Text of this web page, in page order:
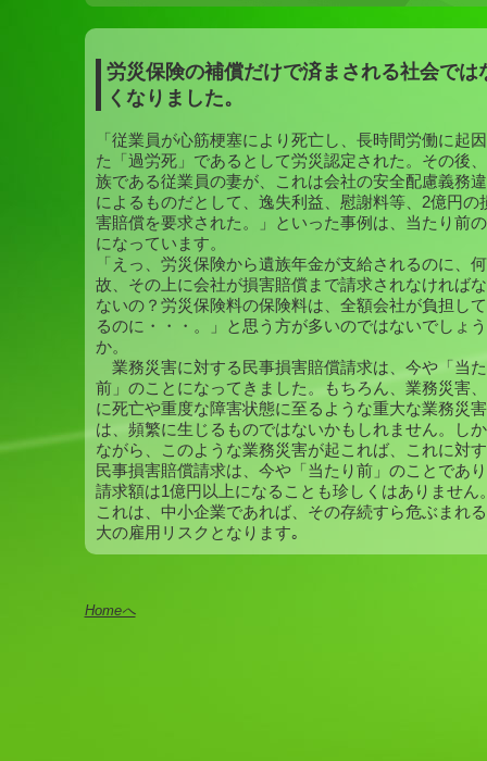
労災保険の補償だけで済まされる社会では
くなりました。
「従業員が心筋梗塞により死亡し、長時間労働に起
た「過労死」であるとして労災認定された。その後
族である従業員の妻が、これは会社の安全配慮義務
によるものだとして、逸失利益、慰謝料等、2億円の
害賠償を要求された。」といった事例は、当たり前
になっています。
「えっ、労災保険から遺族年金が支給されるのに、何
故、その上に会社が損害賠償まで請求されなければ
ないの？労災保険料の保険料は、全額会社が負担し
るのに・・・。」と思う方が多いのではないでしょう
か。
業務災害に対する民事損害賠償請求は、今や「当
前」のことになってきました。もちろん、業務災害
に死亡や重度な障害状態に至るような重大な業務災害
は、頻繁に生じるものではないかもしれません。し
ながら、このような業務災害が起これば、これに対
民事損害賠償請求は、今や「当たり前」のことであ
請求額は1億円以上になることも珍しくはありません
これは、中小企業であれば、その存続すら危ぶまれ
大の雇用リスクとなります｡
Homeへ